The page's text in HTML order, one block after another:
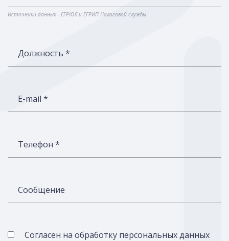
Источники данных - ЕГРЮЛ и ЕГРИП Налоговой службы
Должность *
E-mail *
Телефон *
Сообщение
Согласен на обработку персональных данных